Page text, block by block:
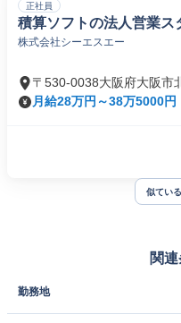
正社員
積算ソフトの法人営業ス
株式会社シーエスエー
〒530-0038大阪府大阪市
月給28万円～38万5000円
似てい
関
勤務地